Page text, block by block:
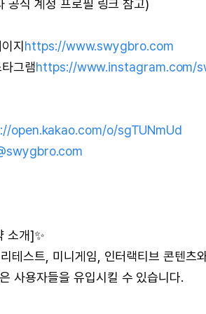
공식 계정 프로필 링크 참고)
지 https://www.swygbro.com
그램https://www.instagram.com/
open.kakao.com/o/sgTUNmUd
소개]✨
테스트, 미니게임, 인터랙티브 콘텐츠
사용자들을 유입시킬 수 있습니다.